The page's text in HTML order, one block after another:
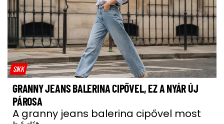
SIKK
GRANNY JEANS BALERINA CIPŐVEL, EZ A NYÁR ÚJ
PÁROSA
A granny jeans balerina cipővel most